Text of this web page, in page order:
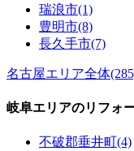
瑞浪市(1)
豊明市(8)
長久手市(7)
名古屋エリア全体
岐阜エリアのリフォ
不破郡垂井町(4)